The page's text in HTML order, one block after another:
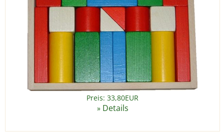
Preis: 33,80EUR
» Details